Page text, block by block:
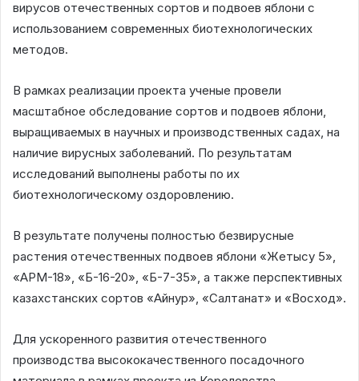
вирусов отечественных сортов и подвоев яблони с
использованием современных биотехнологических
методов.
В рамках реализации проекта ученые провели
масштабное обследование сортов и подвоев яблони,
выращиваемых в научных и производственных садах, на
наличие вирусных заболеваний. По результатам
исследований выполнены работы по их
биотехнологическому оздоровлению.
В результате получены полностью безвирусные
растения отечественных подвоев яблони «Жетысу 5»,
«АРМ-18», «Б-16-20», «Б-7-35», а также перспективных
казахстанских сортов «Айнур», «Салтанат» и «Восход».
Для ускоренного развития отечественного
производства высококачественного посадочного